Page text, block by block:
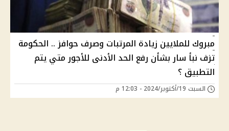
مبروك للملايين زيادة المرتبات وصرف حوافز .. الحكومة
تزف نبأ سار بشأن رفع الحد الأدنى للأجور متي يتم
التطبيق ؟
السبت 19/أكتوبر/2024 - 12:03 م